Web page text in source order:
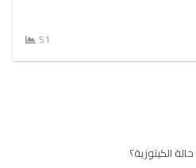
51
الكيتوزية؟